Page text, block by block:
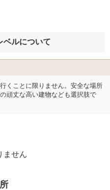
ベルについて
くことに限りません。安全な場所
頑丈な高い建物なども選択肢で
ません